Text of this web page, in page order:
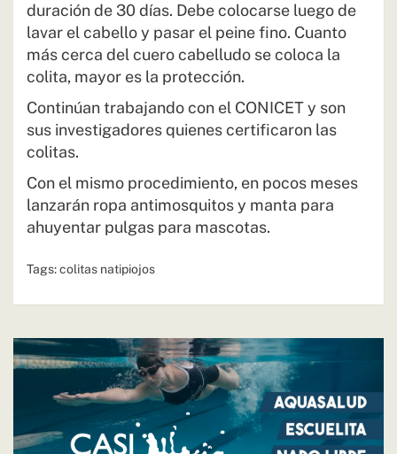
duración de 30 días. Debe colocarse luego de
lavar el cabello y pasar el peine fino. Cuanto
más cerca del cuero cabelludo se coloca la
colita, mayor es la protección.
Continúan trabajando con el CONICET y son
sus investigadores quienes certificaron las
colitas.
Con el mismo procedimiento, en pocos meses
lanzarán ropa antimosquitos y manta para
ahuyentar pulgas para mascotas.
Tags:colitas natipiojos